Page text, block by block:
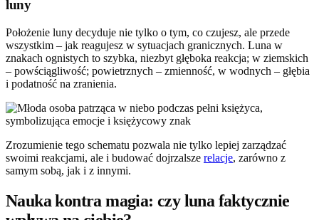
luny
Położenie luny decyduje nie tylko o tym, co czujesz, ale przede
wszystkim – jak reagujesz w sytuacjach granicznych. Luna w
znakach ognistych to szybka, niezbyt głęboka reakcja; w ziemskich
– powściągliwość; powietrznych – zmienność, w wodnych – głębia
i podatność na zranienia.
Zrozumienie tego schematu pozwala nie tylko lepiej zarządzać
swoimi reakcjami, ale i budować dojrzalsze relacje, zarówno z
samym sobą, jak i z innymi.
Nauka kontra magia: czy luna faktycznie